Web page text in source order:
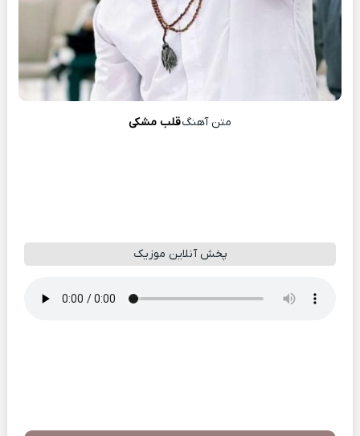
متن آهنگقلب مشکی
پخش آنلاین موزیک